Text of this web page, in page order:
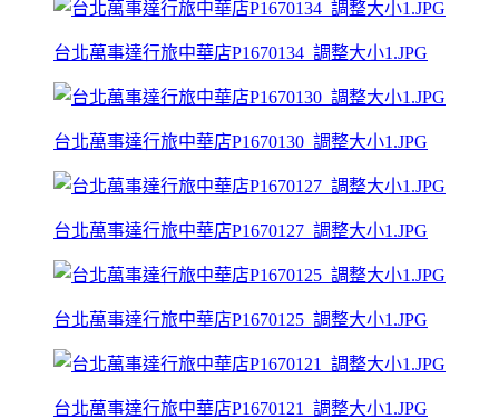
台北萬事達行旅中華店P1670134_調整大小1.JPG
台北萬事達行旅中華店P1670130_調整大小1.JPG
台北萬事達行旅中華店P1670127_調整大小1.JPG
台北萬事達行旅中華店P1670125_調整大小1.JPG
台北萬事達行旅中華店P1670121_調整大小1.JPG